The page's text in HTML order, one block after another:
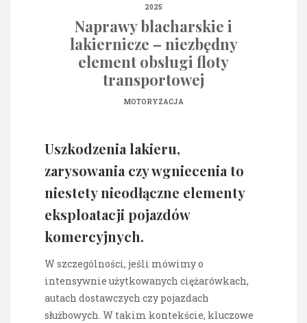
2025
Naprawy blacharskie i
lakiernicze – niezbędny
element obsługi floty
transportowej
MOTORYZACJA
Uszkodzenia lakieru,
zarysowania czy wgniecenia to
niestety nieodłączne elementy
eksploatacji pojazdów
komercyjnych.
W szczególności, jeśli mówimy o
intensywnie użytkowanych ciężarówkach,
autach dostawczych czy pojazdach
służbowych. W takim kontekście, kluczowe